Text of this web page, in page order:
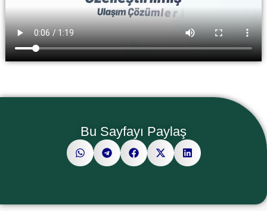
Bu Sayfayı Paylaş